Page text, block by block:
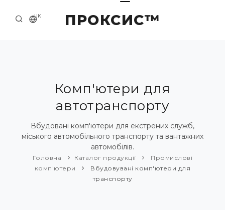
ПРОКСИС™
UK
ПРИКЛАДИ ТА РІШЕННЯ
КАТАЛОГ ПРОДУКЦІЇ
Комп'ютери для
автотранспорту
Вбудовані комп'ютери для екстрених служб,
міського автомобільного транспорту та вантажних
автомобілів.
Головна Каталог продукції
Промислові
комп'ютери
Вбудовувані комп'ютери для
транспорту